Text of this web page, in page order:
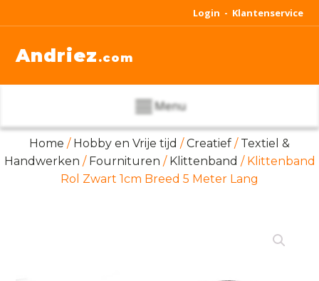
Login - Klantenservice
Andriez .com
Menu
Home / Hobby en Vrije tijd /Creatief / Textiel &
Handwerken / Fournituren / Klittenband / Klittenband
Rol Zwart 1cm Breed 5 Meter Lang